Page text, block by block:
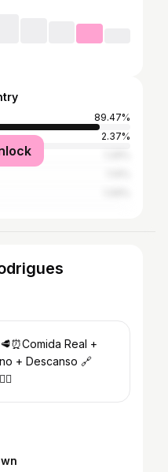
89.47%
2.37%
Real +
+ Descanso 🔗